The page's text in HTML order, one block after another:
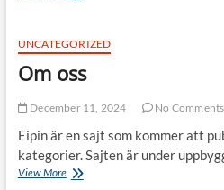
Stockholm
–
en
till
och
smidig
förvaring
UNCATEGORIZED
Om oss
December 11, 2024 No Comments
Eipin är en sajt som kommer att
kategorier. Sajten är under
View MoreOm